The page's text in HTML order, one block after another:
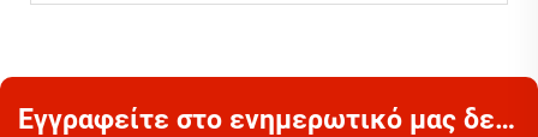
Εγγραφείτε στο ενημερωτικό μας δελτίο